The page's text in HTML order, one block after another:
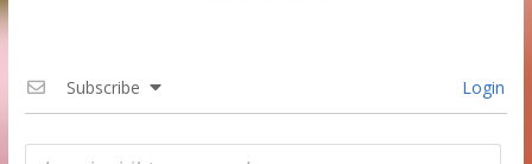
Subscribe Login